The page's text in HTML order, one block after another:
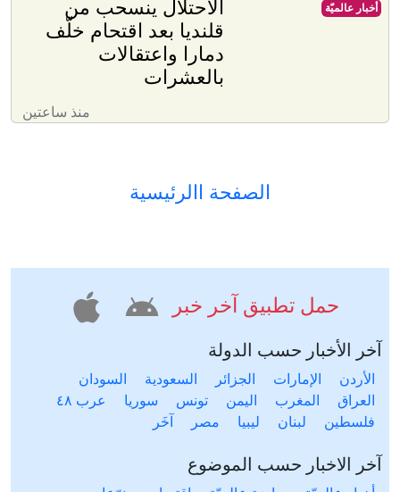
الاحتلال ينسحب من
قلنديا بعد اقتحام خلّف
دمارا واعتقالات
بالعشرات
منذ ساعتين
أخبار عالميّة
الصفحة االرئيسية
حمل تطبيق آخر خبر
آخر الأخبار حسب الدولة
الأردن الإمارات الجزائر السعودية
السودان
العراق
المغرب اليمن تونس سوريا
عرب ٤٨
فلسطين
لبنان ليبيا مصر آخَر
آخر الاخبار حسب الموضوع